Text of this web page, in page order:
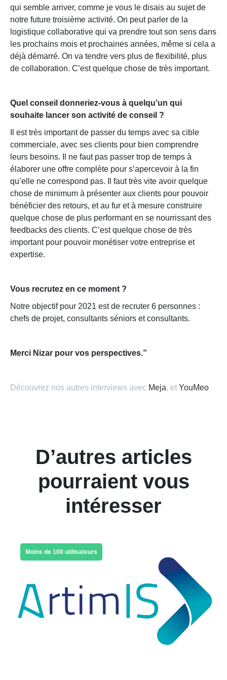
qui semble arriver, comme je vous le disais au sujet de
notre future troisième activité. On peut parler de la
logistique collaborative qui va prendre tout son sens dans
les prochains mois et prochaines années, même si cela a
déjà démarré. On va tendre vers plus de flexibilité, plus
de collaboration. C’est quelque chose de très important.
Quel conseil donneriez-vous à quelqu’un qui
souhaite lancer son activité de conseil ?
Il est très important de passer du temps avec sa cible
commerciale, avec ses clients pour bien comprendre
leurs besoins. Il ne faut pas passer trop de temps à
élaborer une offre complète pour s’apercevoir à la fin
qu’elle ne correspond pas. Il faut très vite avoir quelque
chose de minimum à présenter aux clients pour pouvoir
bénéficier des retours, et au fur et à mesure construire
quelque chose de plus performant en se nourrissant des
feedbacks des clients. C’est quelque chose de très
important pour pouvoir monétiser votre entreprise et
expertise.
Vous recrutez en ce moment ?
Notre objectif pour 2021 est de recruter 6 personnes :
chefs de projet, consultants séniors et consultants.
Merci Nizar pour vos perspectives.”
Découvrez nos autres interviews avec Meja, et YouMeo.
D’autres articles
pourraient vous
intéresser
Moins de 100 utilisateurs